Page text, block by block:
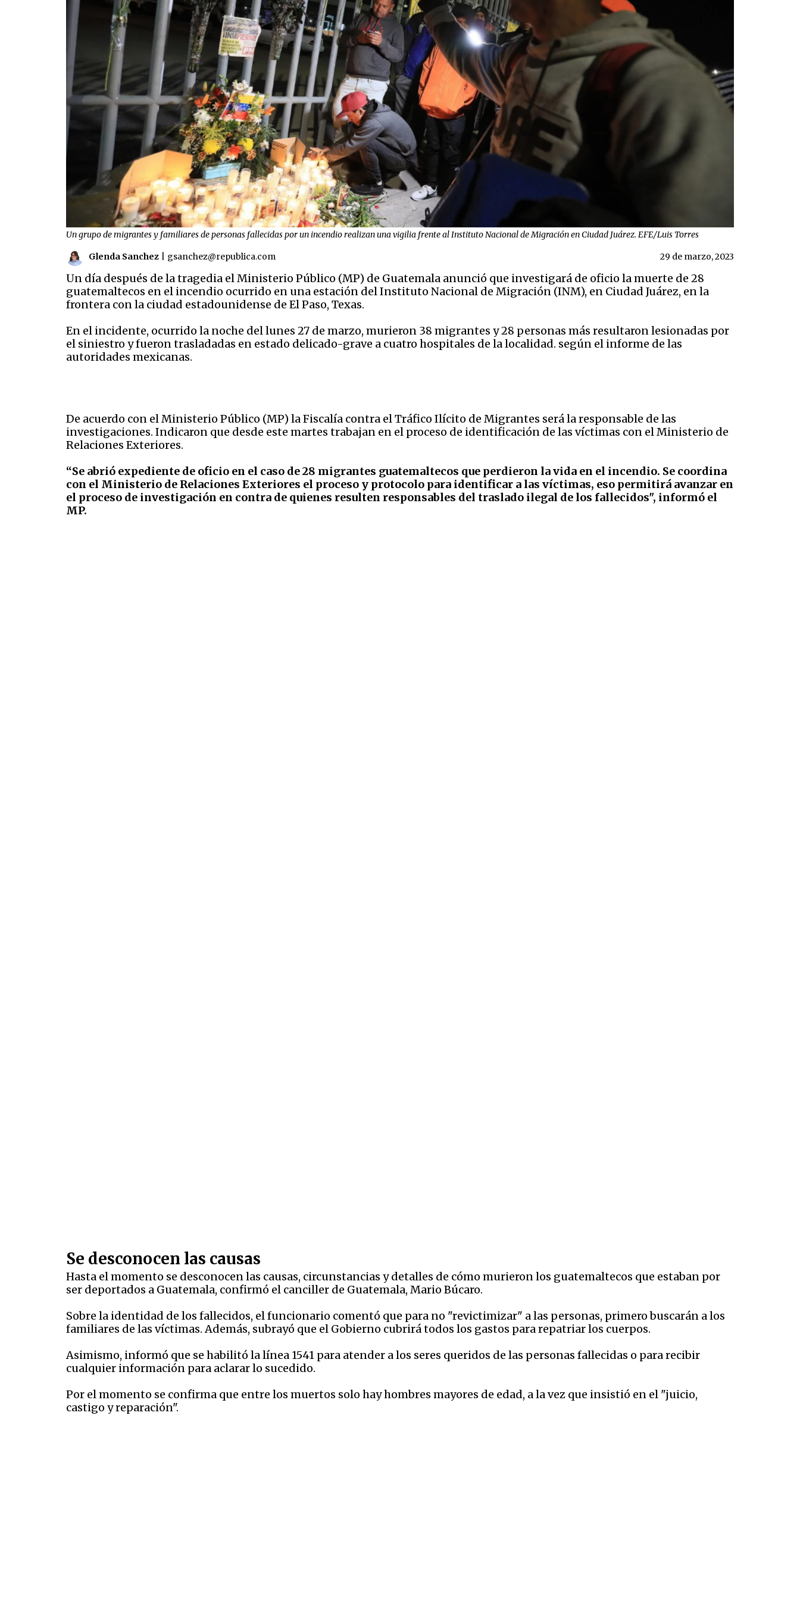
Un grupo de migrantes y familiares de personas fallecidas por un incendio realizan una vigilia frente al Instituto Nacional de Migración en Ciudad Juárez. EFE/Luis Torres
Glenda Sanchez gsanchez@republica.com 29 de marzo, 2023
Un día después de la tragedia el Ministerio Público (MP) de Guatemala anunció que investigará de oficio la muerte de 28
guatemaltecos en el incendio ocurrido en una estación del Instituto Nacional de Migración (INM), en Ciudad Juárez, en la
frontera con la ciudad estadounidense de El Paso, Texas.
En el incidente, ocurrido la noche del lunes 27 de marzo, murieron 38 migrantes y 28 personas más resultaron lesionadas por
el siniestro y fueron trasladadas en estado delicado-grave a cuatro hospitales de la localidad. según el informe de las
autoridades mexicanas.
De acuerdo con el Ministerio Público (MP) la Fiscalía contra el Tráfico Ilícito de Migrantes será la responsable de las
investigaciones. Indicaron que desde este martes trabajan en el proceso de identificación de las víctimas con el Ministerio de
Relaciones Exteriores.
“Se abrió expediente de oficio en el caso de 28 migrantes guatemaltecos que perdieron la vida en el incendio. Se coordina
con el Ministerio de Relaciones Exteriores el proceso y protocolo para identificar a las víctimas, eso permitirá avanzar en
el proceso de investigación en contra de quienes resulten responsables del traslado ilegal de los fallecidos", informó el
MP.
Se desconocen las causas
Hasta el momento se desconocen las causas, circunstancias y detalles de cómo murieron los guatemaltecos que estaban por
ser deportados a Guatemala, confirmó el canciller de Guatemala, Mario Búcaro.
Sobre la identidad de los fallecidos, el funcionario comentó que para no "revictimizar" a las personas, primero buscarán a los
familiares de las víctimas. Además, subrayó que el Gobierno cubrirá todos los gastos para repatriar los cuerpos.
Asimismo, informó que se habilitó la línea 1541 para atender a los seres queridos de las personas fallecidas o para recibir
cualquier información para aclarar lo sucedido.
Por el momento se confirma que entre los muertos solo hay hombres mayores de edad, a la vez que insistió en el "juicio,
castigo y reparación".